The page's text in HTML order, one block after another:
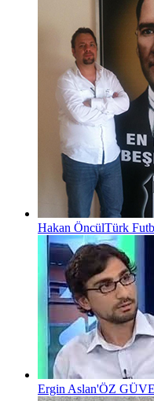
Hakan ÖncülTürk
Ergin Aslan'ÖZ